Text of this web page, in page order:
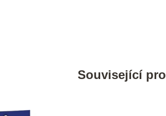
Související